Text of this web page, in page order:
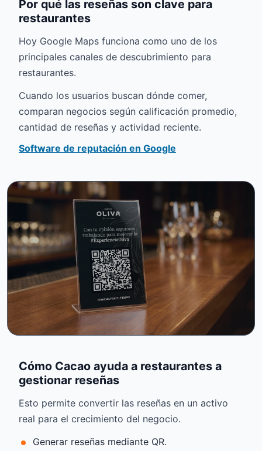
Por qué las reseñas son clave para
restaurantes
Hoy Google Maps funciona como uno de los
principales canales de descubrimiento para
restaurantes.
Cuando los usuarios buscan dónde comer,
comparan negocios según calificación promedio,
cantidad de reseñas y actividad reciente.
Software de reputación en Google
Cómo Cacao ayuda a restaurantes a
gestionar reseñas
Esto permite convertir las reseñas en un activo
real para el crecimiento del negocio.
Generar reseñas mediante QR.